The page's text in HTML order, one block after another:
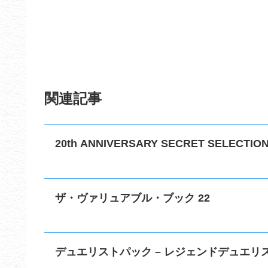
関連記事
20th ANNIVERSARY SECRET SELECTION
ザ・ヴァリュアブル・ブック 22
デュエリストパック – レジェンドデュエリ